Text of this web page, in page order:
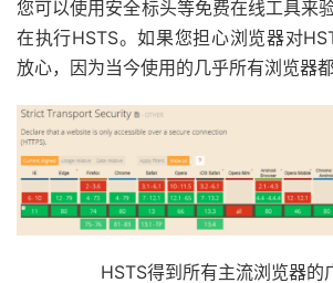
您可以使用安全标头等免费在线工具来
在执行HSTS。如果您担心浏览器对
放心，因为当今使用的几乎所有浏览器都
HSTS得到所有主流浏览器的